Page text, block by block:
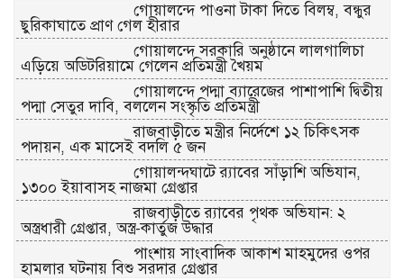
গোয়ালন্দে পাওনা টাকা দিতে বিলম্ব, বন্ধুর
ছুরিকাঘাতে প্রাণ গেল হীরার
গোয়ালন্দে সরকারি অনুষ্ঠানে লালগালিচা
এড়িয়ে অডিটরিয়ামে গেলেন প্রতিমন্ত্রী খৈয়ম
গোয়ালন্দে পদ্মা ব্যারেজের পাশাপাশি দ্বিতীয়
পদ্মা সেতুর দাবি, বললেন সংস্কৃতি প্রতিমন্ত্রী
রাজবাড়ীতে মন্ত্রীর নির্দেশে ১২ চিকিৎসক
পদায়ন, এক মাসেই বদলি ৫ জন
গোয়ালন্দঘাটে র‌্যাবের সাঁড়াশি অভিযান,
১৩০০ ইয়াবাসহ নাজমা গ্রেপ্তার
রাজবাড়ীতে র‌্যাবের পৃথক অভিযান: ২
অস্ত্রধারী গ্রেপ্তার, অস্ত্র-কার্তুজ উদ্ধার
পাংশায় সাংবাদিক আকাশ মাহমুদের ওপর
হামলার ঘটনায় বিশু সরদার গ্রেপ্তার